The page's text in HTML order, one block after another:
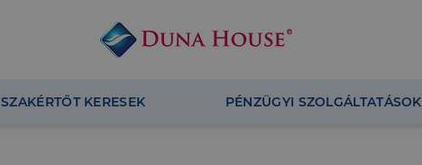
SZAKÉRTŐT KERESEK PÉNZÜGYI SZOLGÁLTATÁSOK